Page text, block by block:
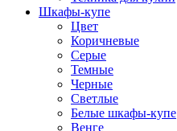
Шкафы-купе
Цвет
Коричневые
Серые
Темные
Черные
Светлые
Белые шкафы-купе
Венге